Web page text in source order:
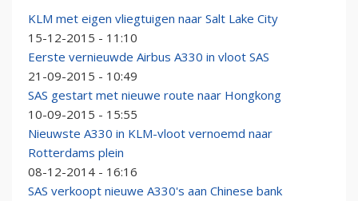
KLM met eigen vliegtuigen naar Salt Lake City
15-12-2015 - 11:10
Eerste vernieuwde Airbus A330 in vloot SAS
21-09-2015 - 10:49
SAS gestart met nieuwe route naar Hongkong
10-09-2015 - 15:55
Nieuwste A330 in KLM-vloot vernoemd naar
Rotterdams plein
08-12-2014 - 16:16
SAS verkoopt nieuwe A330's aan Chinese bank